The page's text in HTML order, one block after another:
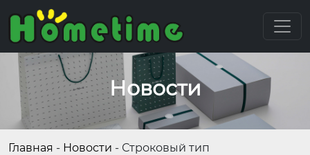
Новости
Главная - Новости - Строковый тип